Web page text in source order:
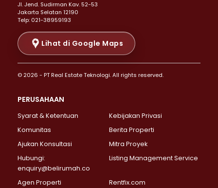
Properti Dijual di Senen >
Properti Dijual di Tanah Abang >
Properti Dijual di Cikini >
Properti Dijual di Kramat >
Properti Dijual di Pasar Baru >
Properti Dijual di Bendungan Hilir >
Properti Dijual di Jakarta Selatan >
Properti Dijual di Lebak Bulus >
Properti Dijual di Gandaria Selatan >
Properti Dijual di Pondok Labu >
Properti Dijual di Lenteng Agung >
Properti Dijual di Senayan >
Properti Dijual di Pondok Pinang >
JI. Jend. Sudirman Kav. 52-53
Jakarta Selatan 12190
Telp: 021-38959193
Lihat di Google Maps
© 2026 - PT Real Estate Teknologi. All rights reserved.
PERUSAHAAN
Syarat & Ketentuan
Kebijakan Privasi
Komunitas
Berita Properti
Ajukan Konsultasi
Mitra Proyek
Hubungi:
enquiry@belirumah.co
Listing Management Service
Agen Properti Rentfix.com